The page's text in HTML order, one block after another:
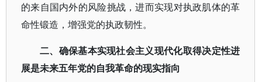
的来自国内外的风险挑战，进而实现对执政肌体的革
命性锻造，增强党的执政韧性。
二、确保基本实现社会主义现代化取得决定性进
展是未来五年党的自我革命的现实指向